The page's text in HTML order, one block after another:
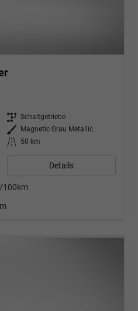
Getriebe Schaltgetriebe
Außenfarbe
Magnetic Grau Metallic
Kilometerstand 50 km
Details
100km